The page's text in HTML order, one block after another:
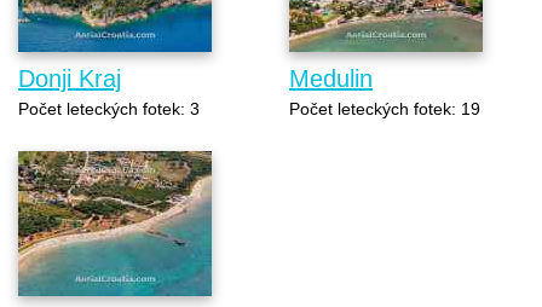
Donji Kraj
Počet leteckých fotek: 3
Medulin
Počet leteckých fotek: 19